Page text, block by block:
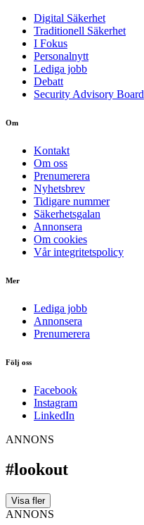
Digital Säkerhet
Traditionell Säkerhet
I Fokus
Personalnytt
Lediga jobb
Debatt
Security Advisory Board
Om
Kontakt
Om oss
Prenumerera
Nyhetsbrev
Tidigare nummer
Säkerhetsgalan
Annonsera
Om cookies
Vår integritetspolicy
Mer
Lediga jobb
Annonsera
Prenumerera
Följ oss
Facebook
Instagram
LinkedIn
ANNONS
#lookout
Visa fler
ANNONS